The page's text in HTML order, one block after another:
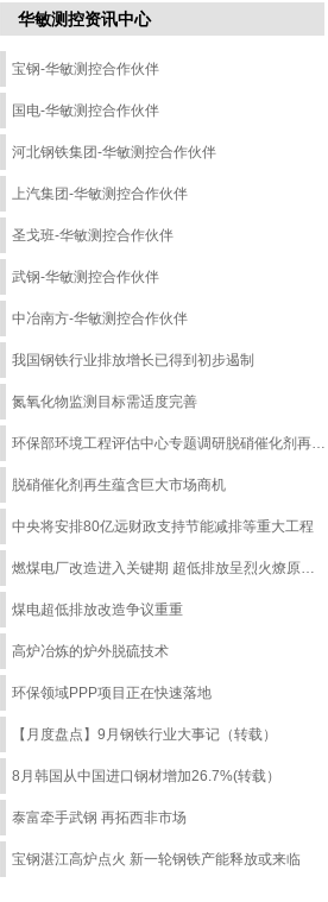
华敏测控资讯中心
宝钢-华敏测控合作伙伴
国电-华敏测控合作伙伴
河北钢铁集团-华敏测控合作伙伴
上汽集团-华敏测控合作伙伴
圣戈班-华敏测控合作伙伴
武钢-华敏测控合作伙伴
中冶南方-华敏测控合作伙伴
我国钢铁行业排放增长已得到初步遏制
氮氧化物监测目标需适度完善
环保部环境工程评估中心专题调研脱硝催化剂再生状况
脱硝催化剂再生蕴含巨大市场商机
中央将安排80亿远财政支持节能减排等重大工程
燃煤电厂改造进入关键期 超低排放呈烈火燎原之势
煤电超低排放改造争议重重
高炉冶炼的炉外脱硫技术
环保领域PPP项目正在快速落地
【月度盘点】9月钢铁行业大事记（转载）
8月韩国从中国进口钢材增加26.7%(转载）
泰富牵手武钢 再拓西非市场
宝钢湛江高炉点火 新一轮钢铁产能释放或来临